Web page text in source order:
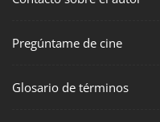
Pregúntame de cine
Glosario de términos